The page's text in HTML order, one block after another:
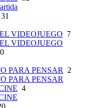
31
VIDEOJUEGO 7
VIDEOJUEGO
PARA PENSAR
2
PARA PENSAR
4